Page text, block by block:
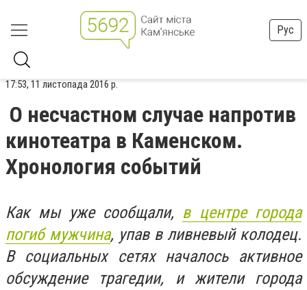
Рус
17:53, 11 листопада 2016 р.
О несчастном случае напротив
кинотеатра в Каменском.
Хронология событий
Как мы уже сообщали, в центре города
погиб мужчина, упав в ливневый колодец.
В социальных сетях началось активное
обсуждение трагедии, и жители города